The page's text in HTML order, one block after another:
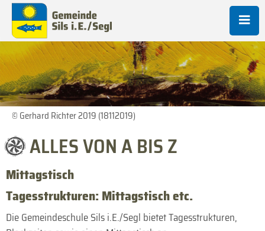
© Gerhard Richter 2019 (18112019)
ALLES VON A BIS Z
Mittagstisch
Tagesstrukturen: Mittagstisch etc.
Die Gemeindeschule Sils i.E./Segl bietet Tagesstrukturen,